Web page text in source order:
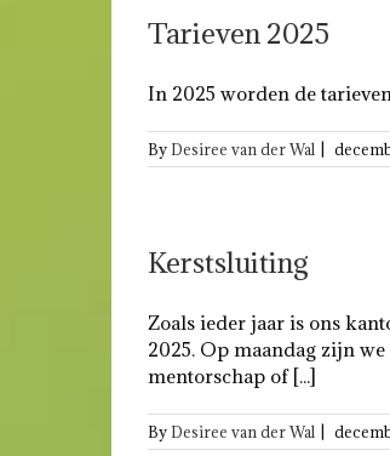
Tarieven 2025
In 2025 worden de
By Desiree van der Wal
Kerstsluiting
Zoals ieder jaar is ons
2025. Op maandag zijn
mentorschap of [...]
By Desiree van der Wal